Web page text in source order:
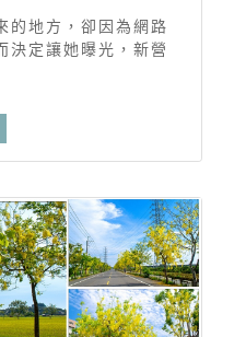
的地方，卻因為網路
決定讓她曝光，新營